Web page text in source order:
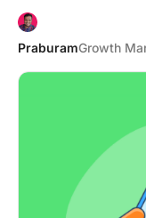
PraburamGrowth